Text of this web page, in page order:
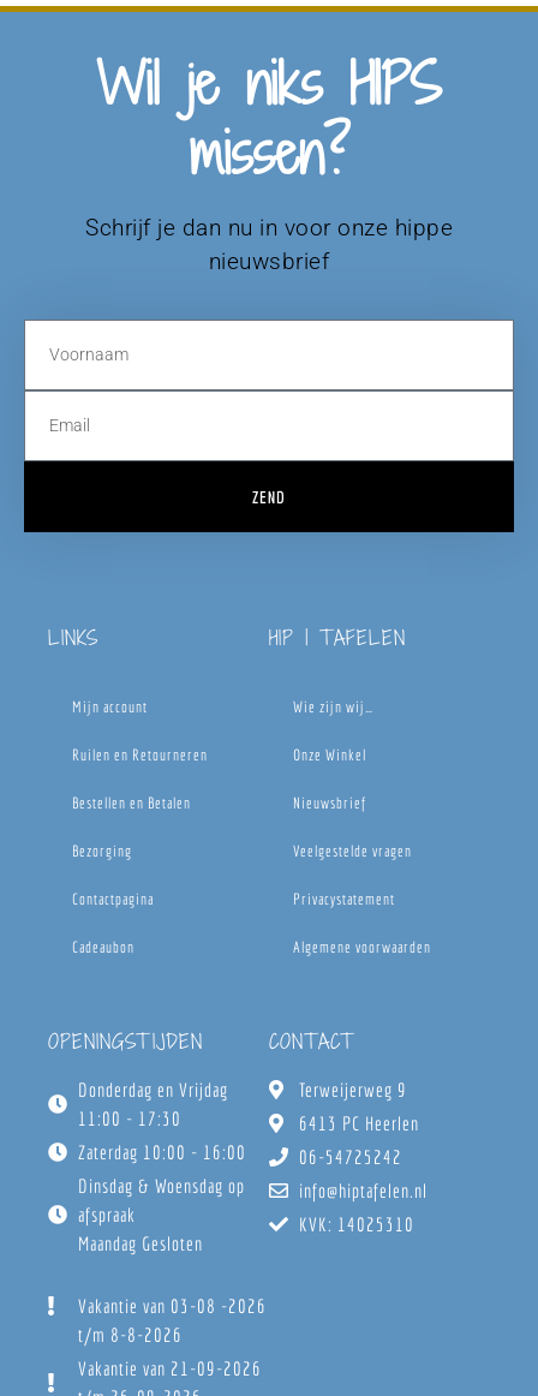
Wil je niks HIPS
missen?
Schrijf je dan nu in voor onze hippe
nieuwsbrief
ZEND
LINKS
Mijn account
Ruilen en Retourneren
Bestellen en Betalen
Bezorging
Contactpagina
Cadeaubon
HIP | TAFELEN
Wie zijn wij…
Onze Winkel
Nieuwsbrief
Veelgestelde vragen
Privacystatement
Algemene voorwaarden
OPENINGSTIJDEN
Donderdag en Vrijdag
11:00 - 17:30
Zaterdag 10:00 - 16:00
Dinsdag & Woensdag op
afspraak
Maandag Gesloten
Vakantie van 03-08 -2026
t/m 8-8-2026
Vakantie van 21-09-2026
CONTACT
Terweijerweg 9
6413 PC Heerlen
06-54725242
info@hiptafelen.nl
KVK: 14025310